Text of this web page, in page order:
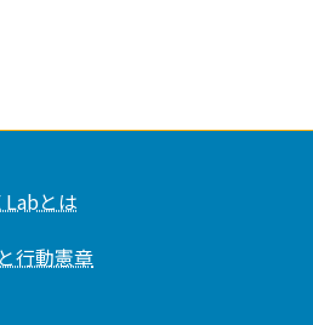
Labとは
行動憲章